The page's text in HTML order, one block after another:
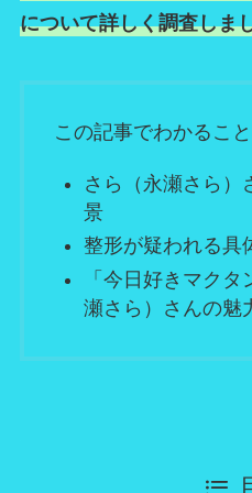
について詳しく調査しま
この記事でわかること
さら（永瀬さら）
景
整形が疑われる具
「今日好きマク
瀬さら）さんの魅